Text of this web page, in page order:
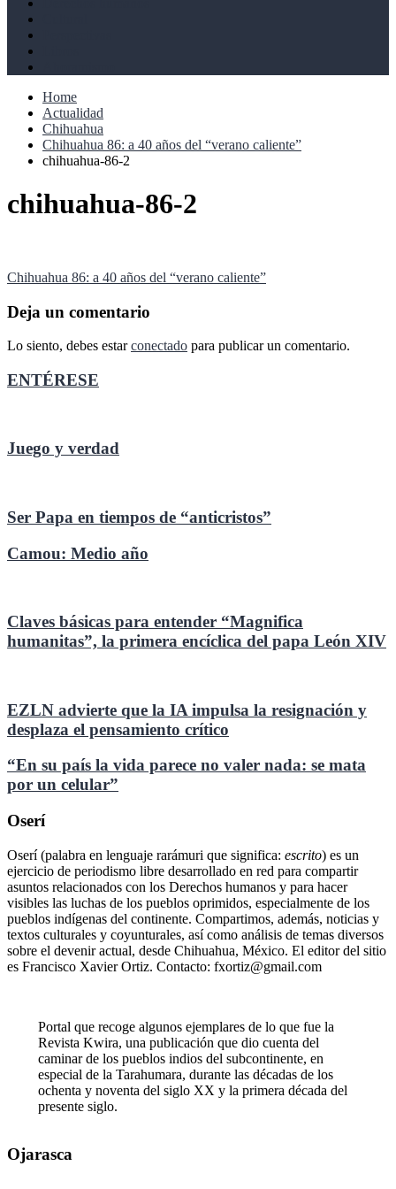
Home
Actualidad
Chihuahua
Chihuahua 86: a 40 años del “verano caliente”
chihuahua-86-2
chihuahua-86-2
Navegación
de
entradas
Chihuahua 86: a 40 años del “verano caliente”
Deja un comentario
Lo siento, debes estarconectado para publicar un comentario.
ENTÉRESE
Juego y verdad
Ser Papa en tiempos de “anticristos”
Camou: Medio año
Claves básicas para entender “Magnifica
humanitas”, la primera encíclica del papa León XIV
EZLN advierte que la IA impulsa la resignación y
desplaza el pensamiento crítico
“En su país la vida parece no valer nada: se mata
por un celular”
Oserí
Oserí (palabra en lenguaje rarámuri que significa: escrito) es un
ejercicio de periodismo libre desarrollado en red para compartir
asuntos relacionados con los Derechos humanos y para hacer
visibles las luchas de los pueblos oprimidos, especialmente de los
pueblos indígenas del continente. Compartimos, además, noticias y
textos culturales y coyunturales, así como análisis de temas diversos
sobre el devenir actual, desde Chihuahua, México. El editor del sitio
es Francisco Xavier Ortiz. Contacto: fxortiz@gmail.com
Portal que recoge algunos ejemplares de lo que fue la
Revista Kwira, una publicación que dio cuenta del
caminar de los pueblos indios del subcontinente, en
especial de la Tarahumara, durante las décadas de los
ochenta y noventa del siglo XX y la primera década del
presente siglo.
Ojarasca